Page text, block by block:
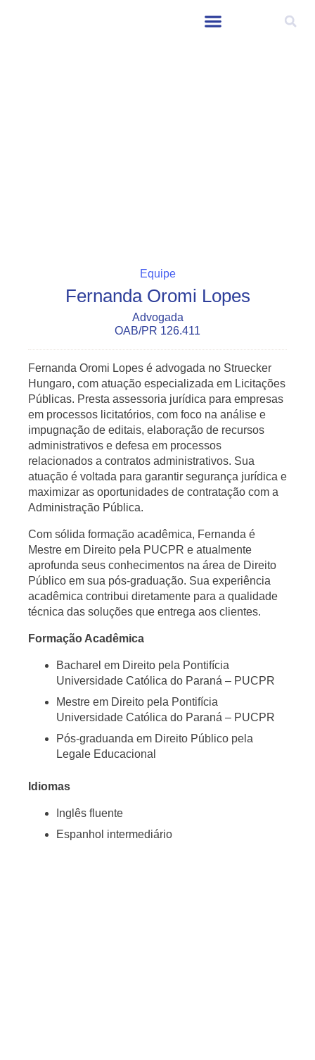
Equipe
Fernanda Oromi Lopes
Advogada
OAB/PR 126.411
Fernanda Oromi Lopes é advogada no Struecker
Hungaro, com atuação especializada em Licitações
Públicas. Presta assessoria jurídica para empresas
em processos licitatórios, com foco na análise e
impugnação de editais, elaboração de recursos
administrativos e defesa em processos
relacionados a contratos administrativos. Sua
atuação é voltada para garantir segurança jurídica e
maximizar as oportunidades de contratação com a
Administração Pública.
Com sólida formação acadêmica, Fernanda é
Mestre em Direito pela PUCPR e atualmente
aprofunda seus conhecimentos na área de Direito
Público em sua pós-graduação. Sua experiência
acadêmica contribui diretamente para a qualidade
técnica das soluções que entrega aos clientes.
Formação Acadêmica
Bacharel em Direito pela Pontifícia
Universidade Católica do Paraná – PUCPR
Mestre em Direito pela Pontifícia
Universidade Católica do Paraná – PUCPR
Pós-graduanda em Direito Público pela
Legale Educacional
Idiomas
Inglês fluente
Espanhol intermediário